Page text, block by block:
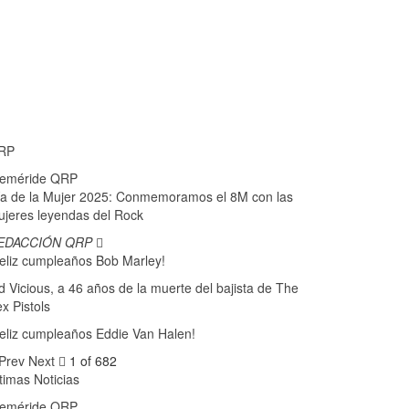
QRP
de la Mujer 2025: Conmemoramos el 8M con las
leyendas del Rock
QRP
cumpleaños Bob Marley!
Vicious, a 46 años de la muerte del bajista de The
Pistols
cumpleaños Eddie Van Halen!
Prev Next
1 of 682
Noticias